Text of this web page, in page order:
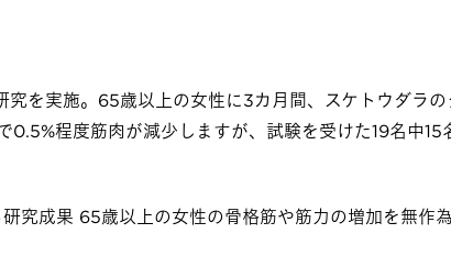
を実施。65歳以上の女性に3カ月間、スケトウダラの
程度筋肉が減少しますが、試験を受けた19名中15
究成果 65歳以上の女性の骨格筋や筋力の増加を無作